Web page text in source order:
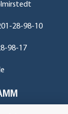
28-98-10
98-17